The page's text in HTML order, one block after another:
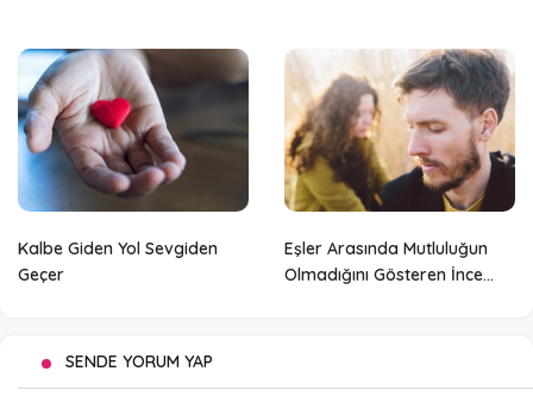
Kalbe Giden Yol Sevgiden
Geçer
Eşler Arasında Mutluluğun
Olmadığını Gösteren İnce
SENDE YORUM YAP